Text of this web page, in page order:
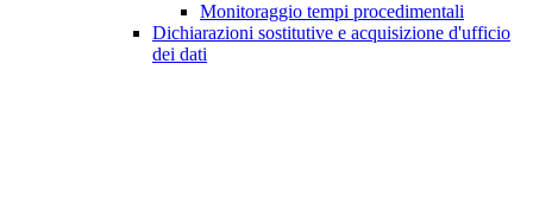
Monitoraggio tempi procedimentali
Dichiarazioni sostitutive e acquisizione d'ufficio
dei dati